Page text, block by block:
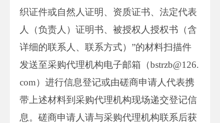
织证件或自然人证明、资质证书、法定代表
人（负责人）证明书、被授权人授权书（含
详细的联系人、联系方式）”的材料扫描件
发送至采购代理机构电子邮箱（bstrzb@126.
com）进行信息登记或由磋商申请人代表携
带上述材料到采购代理机构现场递交登记信
息。磋商申请人请与采购代理机构联系后获